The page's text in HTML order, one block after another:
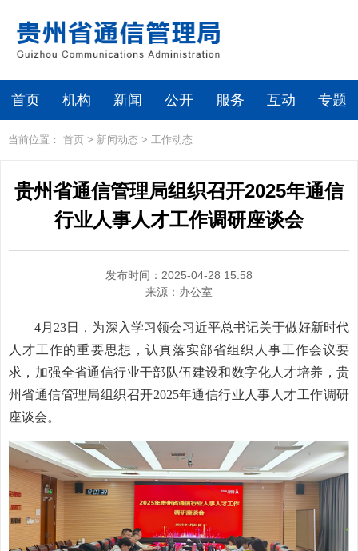
首页 机构 新闻 公开 服务 互动 专题
当前位置： 首页 > 新闻动态 > 工作动态
贵州省通信管理局组织召开2025年通信
行业人事人才工作调研座谈会
发布时间：2025-04-28 15:58
来源： 办公室
4月23日，为深入学习领会习近平总书记关于做好新时代
人才工作的重要思想，认真落实部省组织人事工作会议要
求，加强全省通信行业干部队伍建设和数字化人才培养，贵
州省通信管理局组织召开2025年通信行业人事人才工作调研
座谈会。